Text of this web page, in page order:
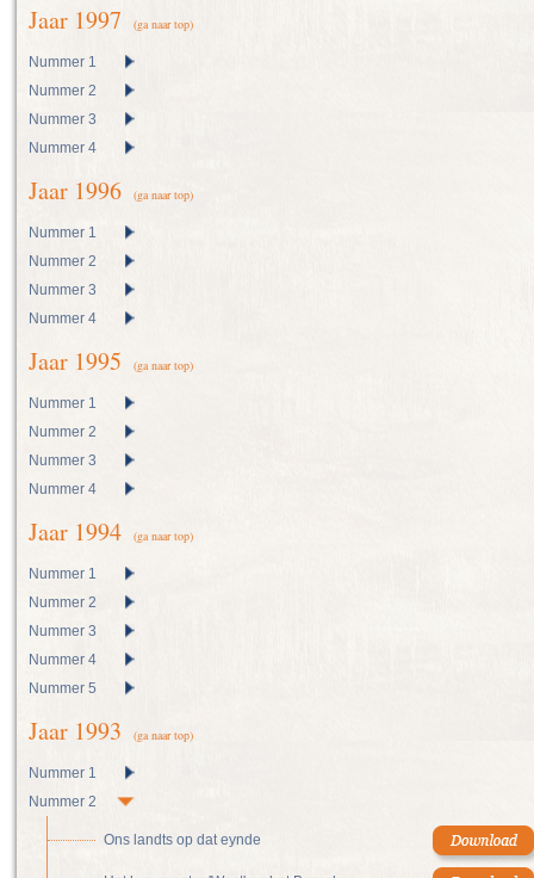
Jaar 1997 (ga naar top)
Nummer 1
Nummer 2
Nummer 3
Nummer 4
Jaar 1996 (ga naar top)
Nummer 1
Nummer 2
Nummer 3
Nummer 4
Jaar 1995 (ga naar top)
Nummer 1
Nummer 2
Nummer 3
Nummer 4
Jaar 1994 (ga naar top)
Nummer 1
Nummer 2
Nummer 3
Nummer 4
Nummer 5
Jaar 1993 (ga naar top)
Nummer 1
Nummer 2
Ons landts op dat eynde